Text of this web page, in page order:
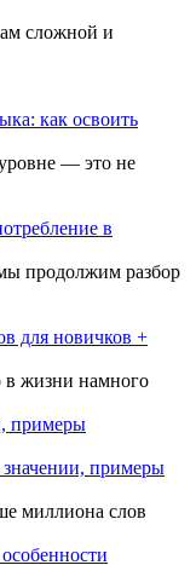
сложной и
как освоить
— это не
в
продолжим разбор
для новичков +
в жизни намного
примеры
миллиона слов